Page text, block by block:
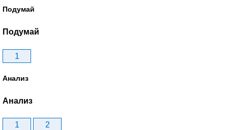
Подумай
Подумай
1
Анализ
Анализ
1 2